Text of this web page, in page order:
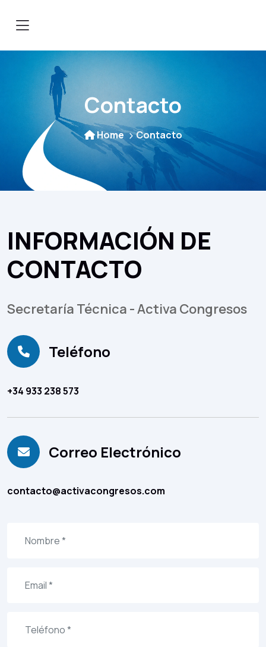
Contacto
Home Contacto
INFORMACIÓN DE
CONTACTO
Secretaría Técnica -Activa Congresos
Teléfono
+34 933 238 573
Correo Electrónico
contacto@activacongresos.com